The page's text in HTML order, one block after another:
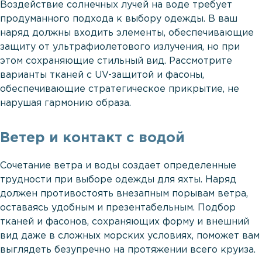
Воздействие солнечных лучей на воде требует
продуманного подхода к выбору одежды. В ваш
наряд должны входить элементы, обеспечивающие
защиту от ультрафиолетового излучения, но при
этом сохраняющие стильный вид. Рассмотрите
варианты тканей с UV-защитой и фасоны,
обеспечивающие стратегическое прикрытие, не
нарушая гармонию образа.
Ветер и контакт с водой
Сочетание ветра и воды создает определенные
трудности при выборе одежды для яхты. Наряд
должен противостоять внезапным порывам ветра,
оставаясь удобным и презентабельным. Подбор
тканей и фасонов, сохраняющих форму и внешний
вид даже в сложных морских условиях, поможет вам
выглядеть безупречно на протяжении всего круиза.